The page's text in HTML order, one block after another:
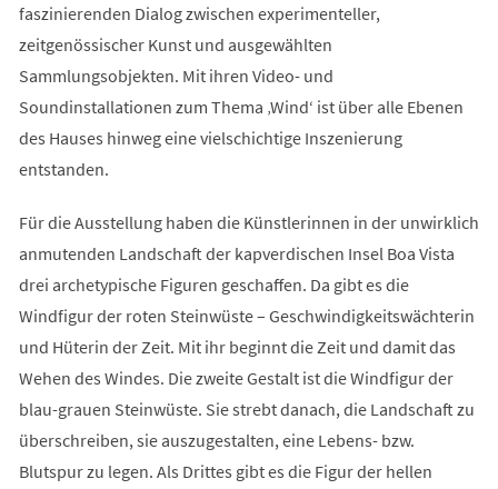
faszinierenden Dialog zwischen experimenteller,
zeitgenössischer Kunst und ausgewählten
Sammlungsobjekten. Mit ihren Video- und
Soundinstallationen zum Thema ‚Wind‘ ist über alle Ebenen
des Hauses hinweg eine vielschichtige Inszenierung
entstanden.
Für die Ausstellung haben die Künstlerinnen in der unwirklich
anmutenden Landschaft der kapverdischen Insel Boa Vista
drei archetypische Figuren geschaffen. Da gibt es die
Windfigur der roten Steinwüste – Geschwindigkeitswächterin
und Hüterin der Zeit. Mit ihr beginnt die Zeit und damit das
Wehen des Windes. Die zweite Gestalt ist die Windfigur der
blau-grauen Steinwüste. Sie strebt danach, die Landschaft zu
überschreiben, sie auszugestalten, eine Lebens- bzw.
Blutspur zu legen. Als Drittes gibt es die Figur der hellen